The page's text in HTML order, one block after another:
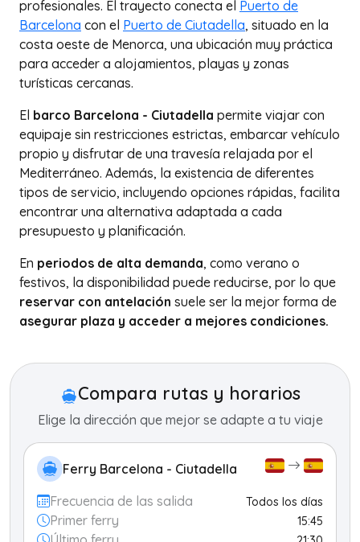
profesionales. El trayecto conecta el Puerto de
Barcelona con el Puerto de Ciutadella, situado en la
costa oeste de Menorca, una ubicación muy práctica
para acceder a alojamientos, playas y zonas
turísticas cercanas.
El barco Barcelona - Ciutadella permite viajar con
equipaje sin restricciones estrictas, embarcar vehículo
propio y disfrutar de una travesía relajada por el
Mediterráneo. Además, la existencia de diferentes
tipos de servicio, incluyendo opciones rápidas, facilita
encontrar una alternativa adaptada a cada
presupuesto y planificación.
En periodos de alta demanda, como verano o
festivos, la disponibilidad puede reducirse, por lo que
reservar con antelación suele ser la mejor forma de
asegurar plaza y acceder a mejores condiciones.
+
Compara rutas y horarios
Elige la dirección que mejor se adapte a tu viaje
Ferry Barcelona - Ciutadella
Frecuencia de las salida Todos los días
Primer ferry 15:45